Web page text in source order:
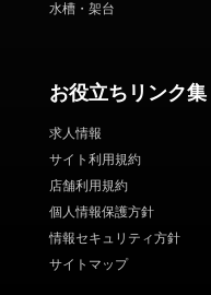
水槽・架台
お役立ちリンク集
求人情報
サイト利用規約
店舗利用規約
個人情報保護方針
情報セキュリティ方針
サイトマップ